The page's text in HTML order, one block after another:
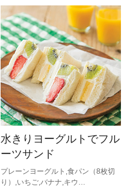
水きりヨーグルトでフル
ーツサンド
プレーンヨーグルト,食パン（8枚切
り）,いちご,バナナ,キウ…